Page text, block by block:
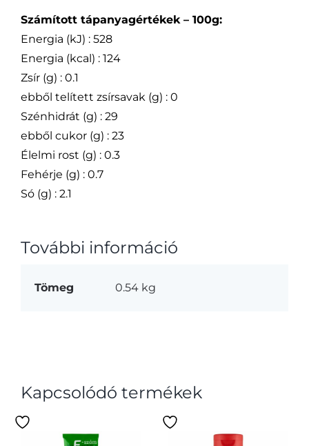
Számított tápanyagértékek – 100g:
Energia (kJ) : 528
Energia (kcal) : 124
Zsír (g) : 0.1
ebből telített zsírsavak (g) : 0
Szénhidrát (g) : 29
ebből cukor (g) : 23
Élelmi rost (g) : 0.3
Fehérje (g) : 0.7
Só (g) : 2.1
További információ
Tömeg 0.54 kg
Kapcsolódó termékek